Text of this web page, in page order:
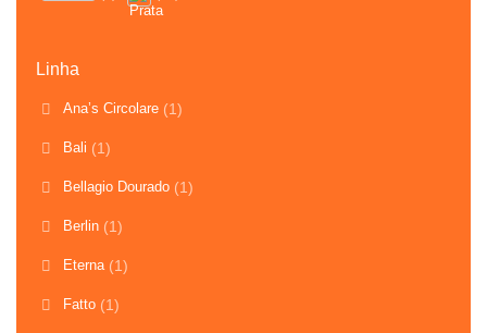
Linha
Ana’s Circolare (1)
Bali (1)
Bellagio Dourado (1)
Berlin (1)
Eterna(1)
Fatto (1)